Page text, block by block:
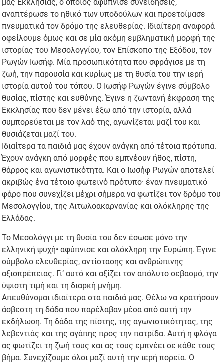
αναπτέρωσε το ηθικό των υποδούλων και προετοίμασε
πνευματικά τον δρόμο της ελευθερίας. Ιδιαίτερη αναφορά
οφείλουμε όμως και σε μία ακόμη εμβληματική μορφή της
ιστορίας του Μεσολογγίου, τον Επίσκοπο της Εξόδου, τον
Ρωγών Ιωσήφ. Μία προσωπικότητα που σφράγισε με τη
ζωή, την παρουσία και κυρίως με τη θυσία του την ιερή
ιστορία αυτού του τόπου. Ο Ιωσήφ Ρωγών έγινε σύμβολο
θυσίας, πίστης και ευθύνης. Έγινε η ζωντανή έκφραση της
Εκκλησίας που δεν μένει έξω από την ιστορία, αλλά
συμπορεύεται με τον λαό της, αγωνίζεται μαζί του και
θυσιάζεται μαζί του.
Ιδιαίτερα τα παιδιά μας έχουν ανάγκη από τέτοια πρότυπα.
Έχουν ανάγκη από μορφές που εμπνέουν ήθος, πίστη,
θάρρος και αγωνιστικότητα. Και ο Ιωσήφ Ρωγών αποτελεί
ακριβώς ένα τέτοιο φωτεινό πρότυπο· έναν πνευματικό
φάρο που συνεχίζει μέχρι σήμερα να φωτίζει τον δρόμο του
Μεσολογγίου, της Αιτωλοακαρνανίας και ολόκληρης της
Ελλάδας.
Το Μεσολόγγι με τη θυσία του δεν έσωσε μόνο την
ελληνική ψυχή• αφύπνισε και ολόκληρη την Ευρώπη. Έγινε
σύμβολο ελευθερίας, αντίστασης και ανθρώπινης
αξιοπρέπειας. Γι’ αυτό και αξίζει τον απόλυτο σεβασμό, την
ύψιστη τιμή και τη διαρκή μνήμη.
Απευθύνομαι ιδιαίτερα στα παιδιά μας. Θέλω να κρατήσουν
άσβεστη τη δάδα που παρέλαβαν μέσα από αυτή την
εκδήλωση. Τη δάδα της πίστης, της αγωνιστικότητας, της
λεβεντιάς και της αγάπης προς την πατρίδα. Αυτή η φλόγα
ας φωτίζει τη ζωή τους και ας τους εμπνέει σε κάθε τους
βήμα. Συνεχίζουμε όλοι μαζί αυτή την ιερή πορεία. Ο